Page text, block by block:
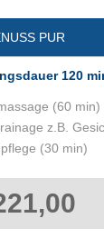
PUR
120
(60 min)
z.B.
(30 min)